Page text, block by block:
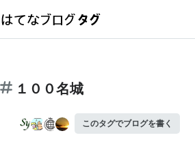
１００名城
このタグでブログを書く